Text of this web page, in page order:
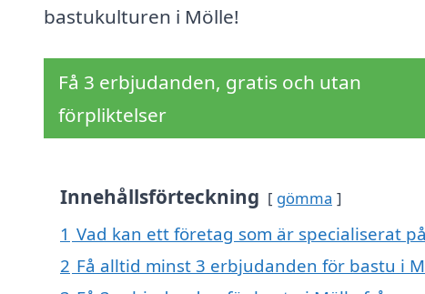
bastukulturen i Mölle!
Få 3 erbjudanden, gratis och utan
förpliktelser
Innehållsförteckning gömma
1 Vad kan ett företag som är specialiserat
2 Få alltid minst 3 erbjudanden för bastu i